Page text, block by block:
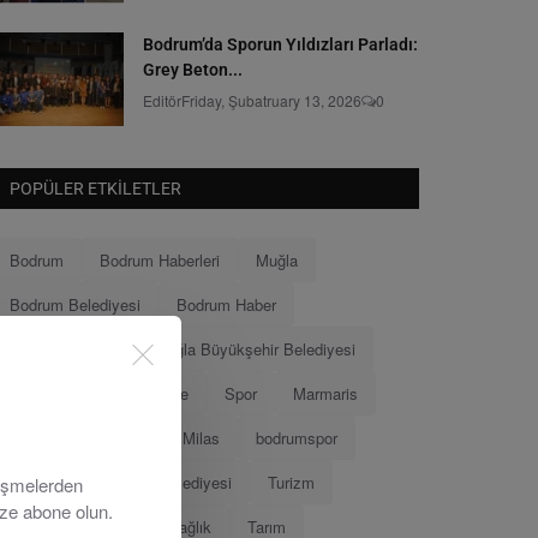
Bodrum’da Sporun Yıldızları Parladı:
Grey Beton...
EditörFriday, Şubatruary 13, 2026 0
POPÜLER ETKILETLER
Bodrum Bodrum Haberleri
Muğla
Bodrum Belediyesi
Bodrum Haber
Muğla Büyükşehir Belediyesi
Menteşe Spor
Marmaris
Milas
bodrumspor
Eğitim
Marmaris Belediyesi
Turizm
Sağlık Tarım
abone olun.